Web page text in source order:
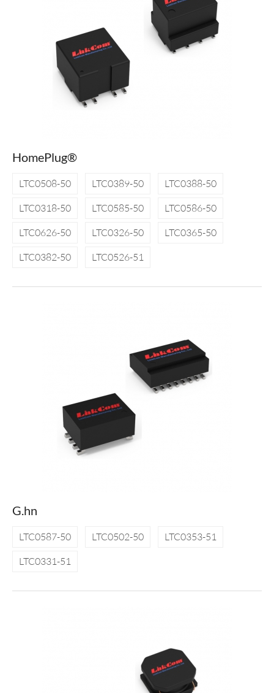
HomePlug®
LTC0508-50 LTC0389-50
LTC0388-50
LTC0318-50
LTC0585-50
LTC0586-50
LTC0626-50
LTC0326-50
LTC0365-50
LTC0382-50
LTC0526-51
G.hn
LTC0587-50 LTC0502-50
LTC0353-51
LTC0331-51